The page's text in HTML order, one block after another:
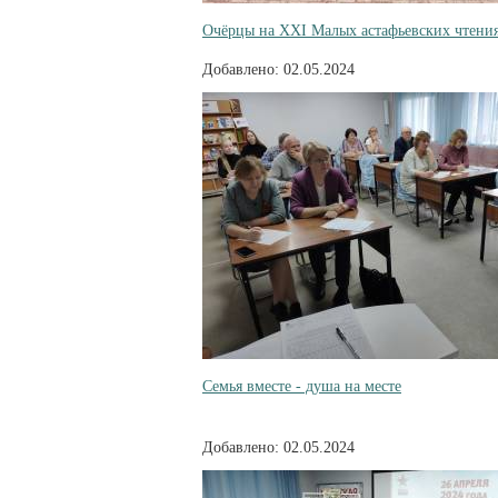
Очёрцы на XXI Малых астафьевских
Добавлено: 02.05.2024
Семья вместе - душа на месте
Добавлено: 02.05.2024